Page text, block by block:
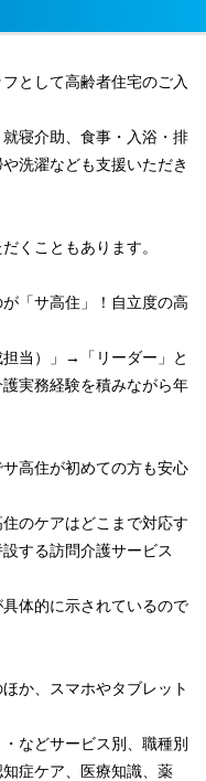
として高齢者住宅のご入
寝介助、食事・入浴・排
洗濯なども支援いただき
くこともあります。
「サ高住」！自立度の高
当）」→「リーダー」と
実務経験を積みながら年
高住が初めての方も安心
のケアはどこまで対応す
する訪問介護サービス
体的に示されているので
か、スマホやタブレット
などサービス別、職種別
症ケア、医療知識、薬